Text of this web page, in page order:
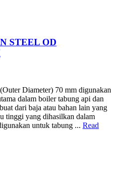
STEEL OD
Diameter) 70 mm digunakan
dalam boiler tabung api dan
dari baja atau bahan lain yang
tinggi yang dihasilkan dalam
untuk tabung ... Read